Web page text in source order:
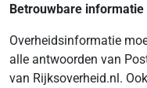
Betrouwbare informatie
Overheidsinformatie
alle antwoorden van
van Rijksoverheid.nl.